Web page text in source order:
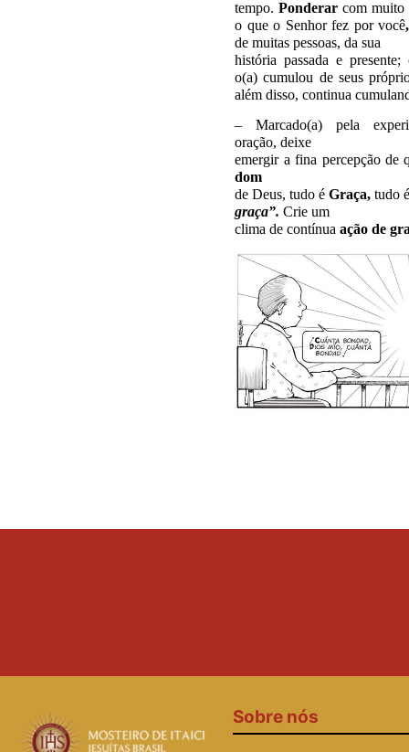
tempo.Ponderar com muito
o que o Senhor fez por você,
de muitas pessoas, da sua
história passada e
o(a) cumulou de seus
além disso, continua
– Marcado(a) pela
oração, deixe
emergir a fina percepção de
dom
de Deus, tudo éGraça,tudo
graça”. Crie um
clima de contínuaação de
Sobre nós